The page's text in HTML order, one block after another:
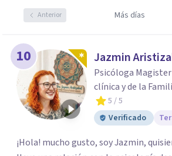
Anterior Más días
10 Jazmin
Psicóloga
clínica y de la
5 / 5
Verificado
¡Hola! mucho gusto, soy Jazmin,